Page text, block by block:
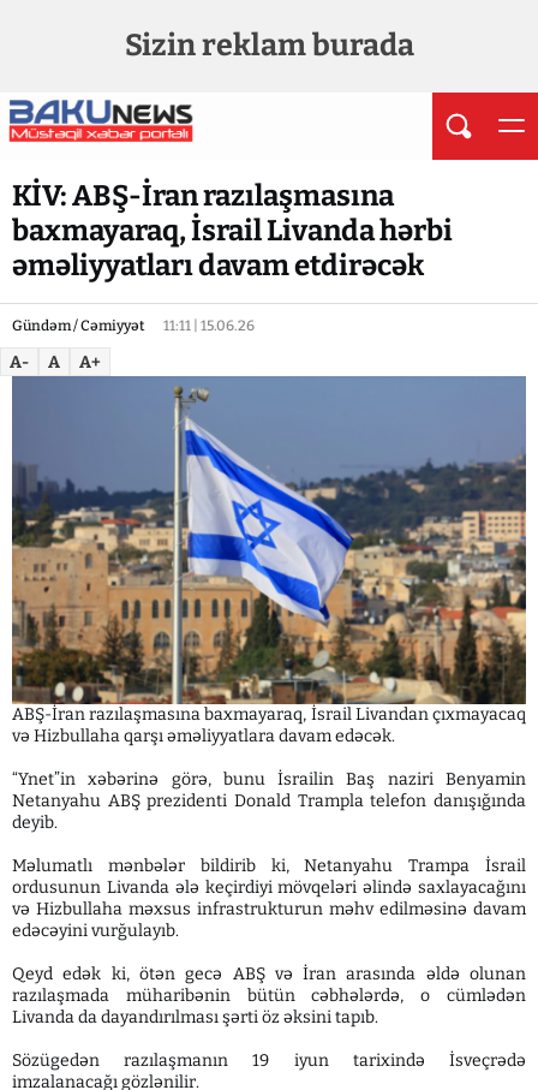
Sizin reklam burada
KİV: ABŞ-İran razılaşmasına
baxmayaraq, İsrail Livanda hərbi
əməliyyatları davam etdirəcək
Gündəm / Cəmiyyət 11:11 | 15.06.26
A- A A+
ABŞ-İran razılaşmasına baxmayaraq, İsrail Livandan çıxmayacaq
və Hizbullaha qarşı əməliyyatlara davam edəcək.
“Ynet”in xəbərinə görə, bunu İsrailin Baş naziri Benyamin
Netanyahu ABŞ prezidenti Donald Trampla telefon danışığında
deyib.
Məlumatlı mənbələr bildirib ki, Netanyahu Trampa İsrail
ordusunun Livanda ələ keçirdiyi mövqeləri əlində saxlayacağını
və Hizbullaha məxsus infrastrukturun məhv edilməsinə davam
edəcəyini vurğulayıb.
Qeyd edək ki, ötən gecə ABŞ və İran arasında əldə olunan
razılaşmada müharibənin bütün cəbhələrdə, o cümlədən
Livanda da dayandırılması şərti öz əksini tapıb.
Sözügedən razılaşmanın 19 iyun tarixində İsveçrədə
imzalanacağı gözlənilir.